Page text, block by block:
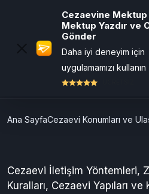
Cezaevine Mektup
Mektup Yazdır ve
Gönder
Daha iyi deneyim için
uygulamamızı kullanın
Ana SayfaCezaevi Konumları ve
Cezaevi İletişim Yöntemleri,
Kuralları, Cezaevi Yapıları